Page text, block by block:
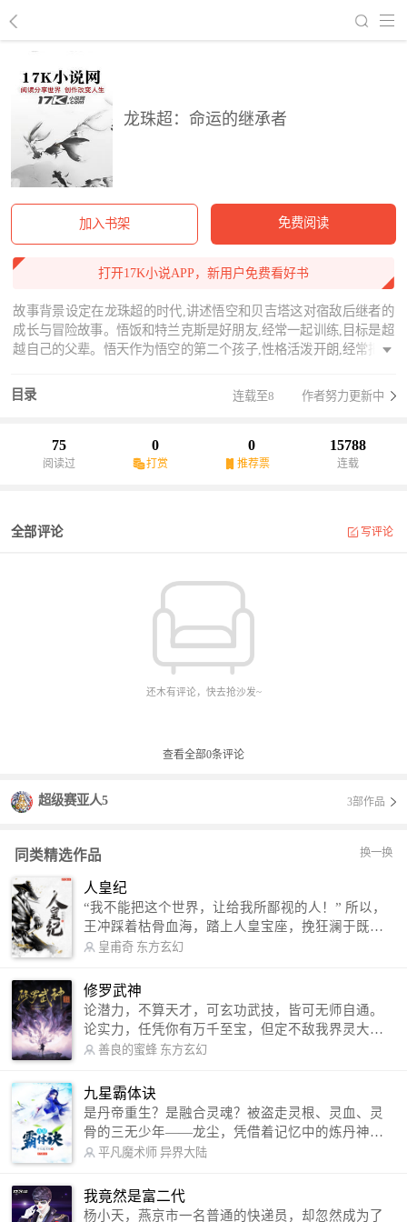
龙珠超：命运的继承者
加入书架 免费阅读
打开17K小说APP，新用户免费看好书
故事背景设定在龙珠超的时代,讲述悟空和贝吉塔这对宿敌后继者的
成长与冒险故事。悟饭和特兰克斯是好朋友,经常一起训练,目标是超
越自己的父辈。悟天作为悟空的第二个孩子,性格活泼开朗,经常把大
未来保卫地球的新一代战士。故事会讲述这群年轻一代的成长历程
和面临的各种威胁与挑战,以及他们之间友情与团队合作的点点滴
目录 连载至8 作者努力更新中
75
阅读过
0
打赏
0
推荐票
15788
连载
全部评论 写评论
还木有评论，快去抢沙发~
查看全部0条评论
超级赛亚人5 3部作品
同类精选作品 换一换
人皇纪
“我不能把这个世界，让给我所鄙视的人！” 所以，
王冲踩着枯骨血海，踏上人皇宝座，挽狂澜于既
倒，扶大厦之将倾，成就了一段无上的传说！ 微信
微博：皇甫奇（地址：http://weibo.com/u/25284575
87） QQ交流群：320238210【普通群】 574501330
【VIP订阅群】 欢迎大家关注。
皇甫奇 东方玄幻
修罗武神
论潜力，不算天才，可玄功武技，皆可无师自通。
论实力，任凭你有万千至宝，但定不敌我界灵大
军。 我是谁？天下众生视我为修罗，却不知，我以
信公众号：善良的蜜蜂后援会）
善良的蜜蜂 东方玄幻
九星霸体诀
是丹帝重生？是融合灵魂？被盗走灵根、灵血、灵
骨的三无少年——龙尘，凭借着记忆中的炼丹神
术，修行神秘功法九星霸体诀，拨开重重迷雾，解
勾搭各色美女，镇压恶鬼邪神。 江湖传闻：龙
尘一到，地吼天啸。龙尘一出，鬼泣神哭。 本
平凡魔术师 异界大陆
我竟然是富二代
杨小天，燕京市一名普通的快递员，却忽然成为了